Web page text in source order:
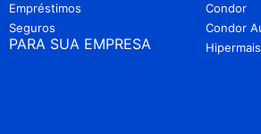
Empréstimos
Seguros
PARA SUA EMPRESA
Condor
Condor
Hipermais